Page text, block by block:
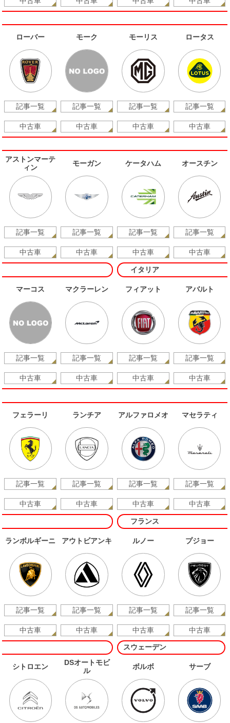
ローバー
記事一覧
中古車
モーク
記事一覧
中古車
モーリス
記事一覧
中古車
ロータス
記事一覧
中古車
アストンマーテ
ィン
記事一覧
中古車
モーガン
記事一覧
中古車
ケータハム
記事一覧
中古車
オースチン
記事一覧
中古車
マーコス
記事一覧
中古車
マクラーレン
記事一覧
中古車
イタリア
フィアット
記事一覧
中古車
アバルト
記事一覧
中古車
フェラーリ
記事一覧
中古車
ランチア
記事一覧
中古車
アルファロメオ
記事一覧
中古車
マセラティ
記事一覧
中古車
ランボルギーニ
記事一覧
中古車
アウトビアンキ
記事一覧
中古車
フランス
ルノー
記事一覧
中古車
プジョー
記事一覧
中古車
シトロエン
DSオートモビ
ル
スウェーデン
ボルボ サーブ